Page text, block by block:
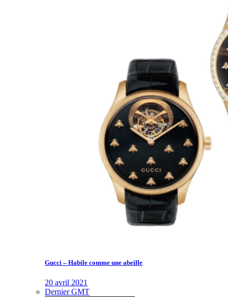
Gucci – Habile comme une abeille
20 avril 2021
Dernier GMT